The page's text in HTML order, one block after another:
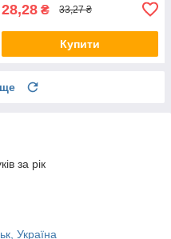
28,28 ₴ 33,27 ₴
Купити
за рік
Україна